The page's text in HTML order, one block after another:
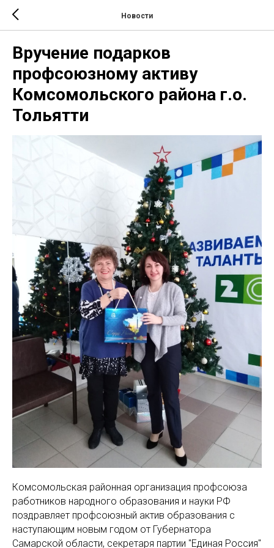
Новости
Вручение подарков
профсоюзному активу
Комсомольского района г.о.
Тольятти
Комсомольская районная организация профсоюза
работников народного образования и науки РФ
поздравляет профсоюзный актив образования с
наступающим новым годом от Губернатора
Самарской области, секретаря партии "Единая Россия"